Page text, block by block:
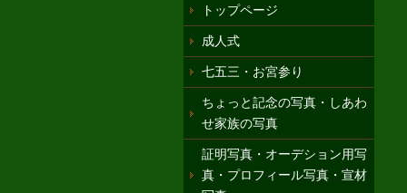
トップページ
成人式
七五三・お宮参り
ちょっと記念の写真・しあわ
せ家族の写真
証明写真・オーデション用写
真・プロフィール写真・宣材